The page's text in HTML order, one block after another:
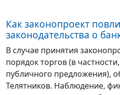
Как законопроект
законодательства о
В случае принятия
порядок торгов (в
публичного предложения),
Телятников. Наблюдение,